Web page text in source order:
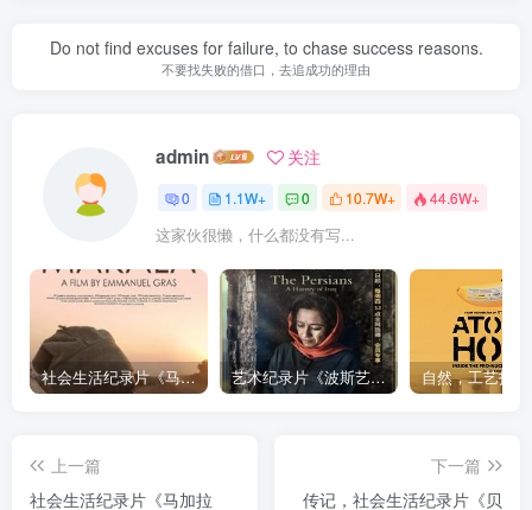
Do not find excuses for failure, to chase success reasons.
不要找失败的借口，去追成功的理由
admin 关注
0 1.1W+ 0 10.7W+ 44.6W+
这家伙很懒，什么都没有写...
社会生活纪录片《马加拉 Makala》下载 艺术纪录片《波斯艺术 Art of Persia》下载
上一篇
社会生活纪录片《马加拉
下一篇
传记，社会生活纪录片《贝